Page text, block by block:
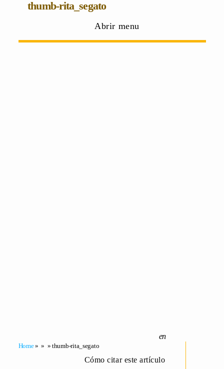
thumb-rita_segato
Abrir menu
Cómo citar este artículo
Home» » » thumb-rita_segato